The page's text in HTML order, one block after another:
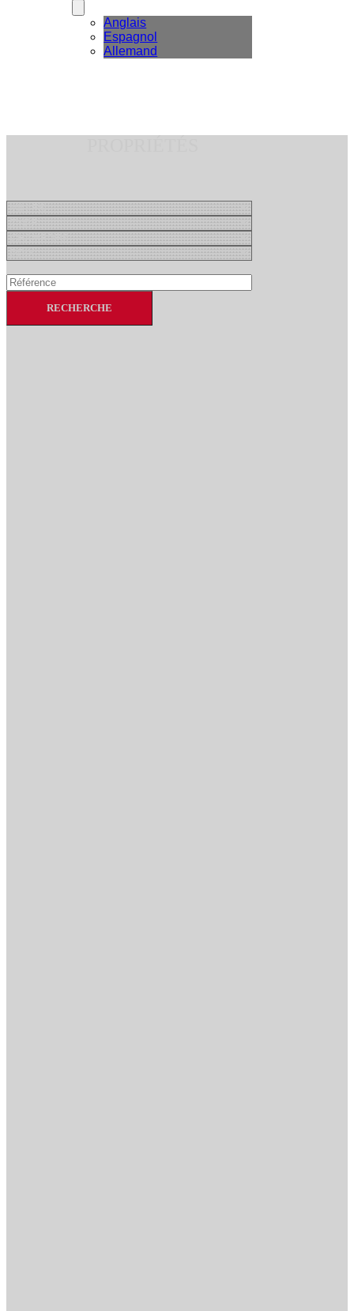
Anglais
Espagnol
Allemand
RECHERCHE